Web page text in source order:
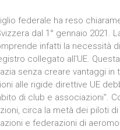
federale ha reso
dal 1° gennaio
infatti la necessità
collegato all'UE.
senza creare vantaggi
alle rigide direttive UE
di club e associazioni".
circa la metà dei piloti
e federazioni di